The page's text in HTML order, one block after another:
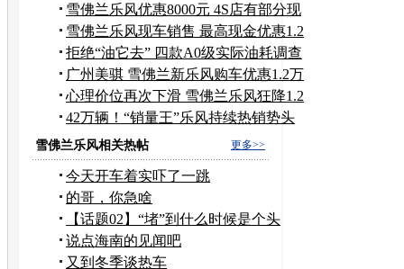
惠
雪佛兰乐风优惠8000元 4S店有部分现
车
雪佛兰乐风现车销售 最高现金优惠1.2
万
拒绝“油它去” 四款A0级实际油耗调查
广州美骐 雪佛兰新乐风购车优惠1.2万
心理价位再次下滑 雪佛兰乐风狂降1.2
万
42万辆！“销量王”乐风持续热销势头
更多>>
雪佛兰乐风相关热帖
今天开车着实吓了一跳
的哥，你急啥
【话题02】“堵”到什么时候是个头
说点海南的见闻吧
又到冬季谈热车